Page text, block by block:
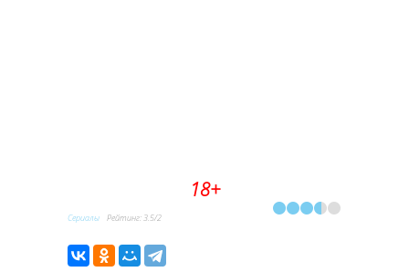
18+
Сериалы Рейтинг:3.5/2